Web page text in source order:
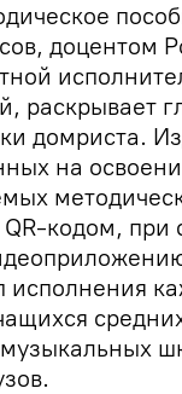
доцентом
раскрывает
домриста.
на
кодом, при
исполнения